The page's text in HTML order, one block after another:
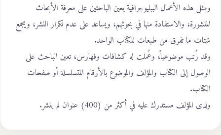
ومثل هذه الأعمال الببليوجرافية يعين الباحثين على معرفة الأبحاث
المنشورة، والاستفادة منها في بحوثهم، ويساعد على عدم تكرار النشر، ويجمع
شتات ما تفرق من طبعات للكتاب الواحد.
وقد رُتب موضوعياً، وعُملت له كشافات وفهارس، تعين الباحث على
الوصول إلى الكتاب والمؤلف والموضوع بالأرقام المتسلسلة أو صفحات
الكتاب.
ولدى المؤلف مستدرك عليه في أكثر من (400) عنوان لم ينشر.